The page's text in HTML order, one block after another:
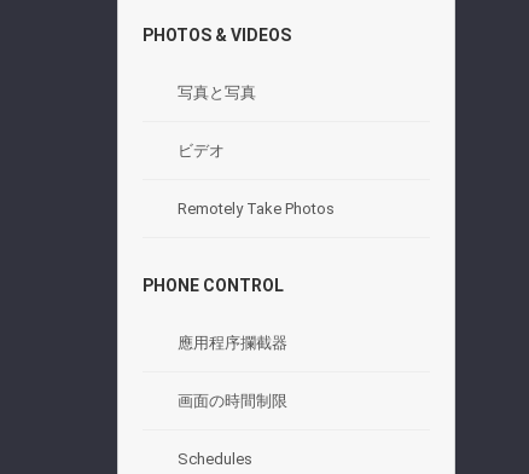
PHOTOS & VIDEOS
写真と写真
ビデオ
Remotely Take Photos
PHONE CONTROL
應用程序攔截器
画面の時間制限
Schedules